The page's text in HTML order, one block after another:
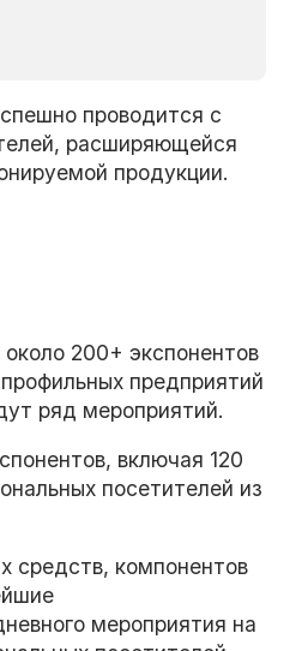
проводится с
расширяющейся
продукции.
200+ экспонентов
предприятий
ряд мероприятий.
включая 120
посетителей из
средств, компонентов
мероприятия на